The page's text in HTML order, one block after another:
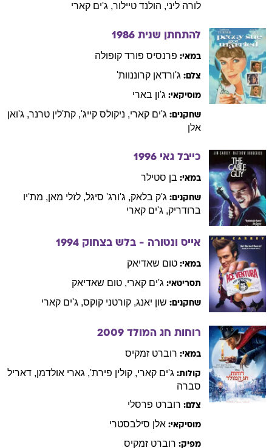
לורה ליני, הולנד טיילור, ג'ים קארי
להתחתן שנית 1986
במאי: פרנסיס פורד קופולה
צלם: ג'ורדאן קרוננוות'
מוסיקאי: ג'ון בארי
שחקנים: ג'ים קארי, ניקולס קייג', קת'לין טרנר, ג'ואן
אלן
כייבל גאי 1996
במאי: בן סטילר
שחקנים: ג'ק בלאק, ג'ורג' סיגל, לזלי מאן, מת'יו
ברודריק, ג'ים קארי
אייס ונטורה - בלש בצחוק 1994
במאי: טום שאדיאק
תסריטאי: ג'ים קארי, טום שאדיאק
שחקנים: שון יאנג, קורטני קוקס, ג'ים קארי
רוחות חג המולד 2009
במאי: רוברט זמקיס
קולות: ג'ים קארי, קולין פירת', גארי אולדמן, דאריל
סברה
צלם: רוברט פרסלי
מוסיקאי: אלן סילבסטרי
מפיק: רוברט זמקיס